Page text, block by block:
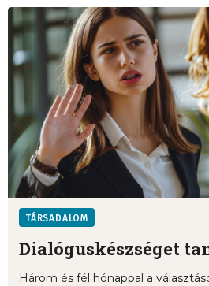
TÁRSADALOM
Dialóguskészséget
Három és fél hónappal a